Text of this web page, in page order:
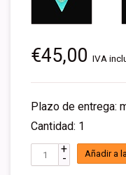
€45,00 IVA
Plazo de entrega:
Cantidad: 1
+
- Añadir a